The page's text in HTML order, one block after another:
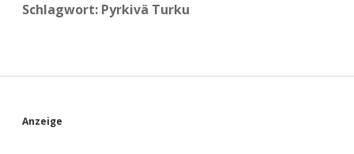
Schlagwort: Pyrkivä Turku
S
Anzeige